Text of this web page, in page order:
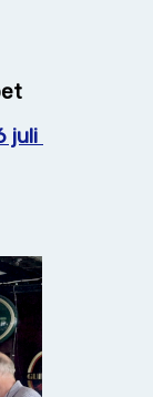
juli